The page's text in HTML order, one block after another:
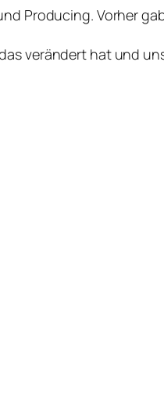
Producing. Vorher
verändert hat und